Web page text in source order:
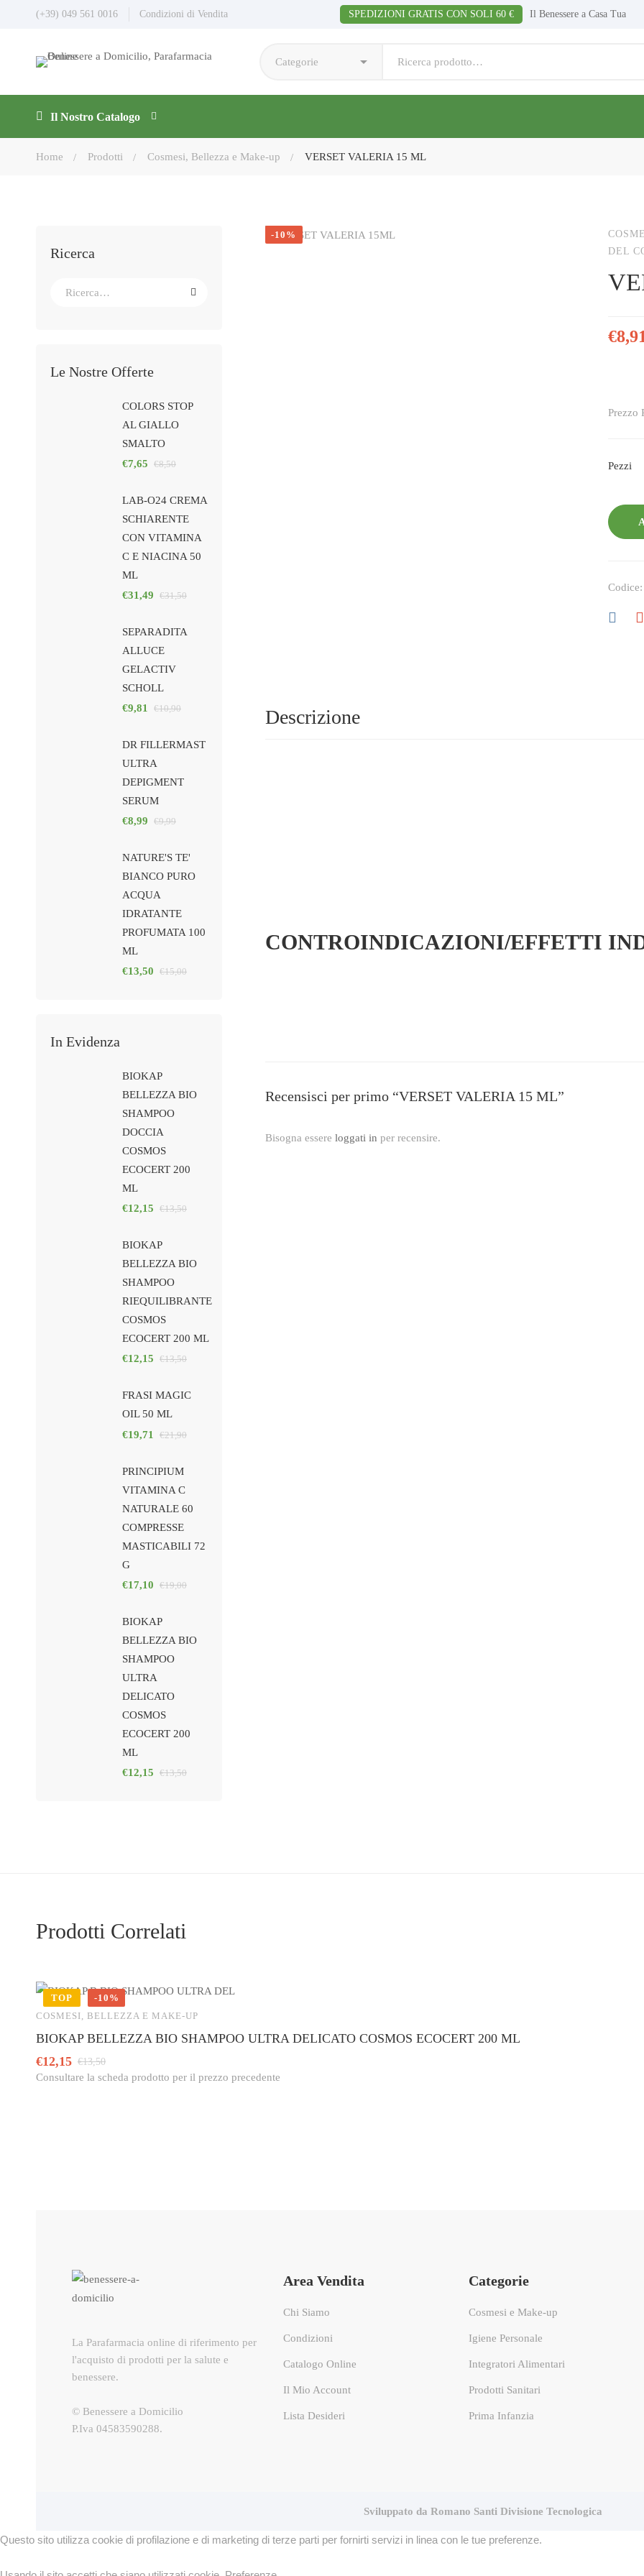
(+39) 049 561 0016 Condizioni di Vendita SPEDIZIONI GRATIS CON SOLI 60 € Il Benessere a Casa Tua
Il Nostro Catalogo
Home Prodotti Cosmesi, Bellezza e Make-up VERSET VALERIA 15 ML
Ricerca
Le Nostre Offerte
COLORS STOP
AL GIALLO
SMALTO
€7,65 €8,50
LAB-O24 CREMA
SCHIARENTE
CON VITAMINA
C E NIACINA 50
ML
€31,49 €31,50
SEPARADITA
ALLUCE
GELACTIV
SCHOLL
€9,81 €10,90
DR FILLERMAST
ULTRA
DEPIGMENT
SERUM
€8,99 €9,99
NATURE'S TE'
BIANCO PURO
ACQUA
IDRATANTE
PROFUMATA 100
ML
€13,50 €15,00
In Evidenza
BIOKAP
BELLEZZA BIO
SHAMPOO
DOCCIA
COSMOS
ECOCERT 200
ML
€12,15 €13,50
BIOKAP
BELLEZZA BIO
SHAMPOO
RIEQUILIBRANTE
COSMOS
ECOCERT 200 ML
€12,15 €13,50
FRASI MAGIC
OIL 50 ML
€19,71 €21,90
PRINCIPIUM
VITAMINA C
NATURALE 60
COMPRESSE
MASTICABILI 72
G
€17,10 €19,00
BIOKAP
BELLEZZA BIO
SHAMPOO
ULTRA
DELICATO
COSMOS
ECOCERT 200
ML
€12,15 €13,50
-10%
DEL
€
Prezzo
Pezzi
Codice:
Descrizione
CONTROINDICAZIONI/EFFETTI
Recensisci per primo “VERSET VALERIA 15 ML”
Bisogna essere loggati in per recensire.
Prodotti Correlati
TOP
-10%
COSMESI, BELLEZZA E MAKE-UP
BIOKAP BELLEZZA BIO SHAMPOO ULTRA DELICATO COSMOS ECOCERT 200 ML
€12,15 €13,50
Consultare la scheda prodotto per il prezzo precedente
La Parafarmacia online di riferimento per
l'acquisto di prodotti per la salute e
benessere.
© Benessere a Domicilio
P.Iva 04583590288.
Area Vendita
Chi Siamo
Condizioni
Catalogo Online
Il Mio Account
Lista Desideri
Categorie
Cosmesi e Make-up
Igiene Personale
Integratori Alimentari
Prodotti Sanitari
Prima Infanzia
Sviluppato da Romano Santi Divisione Tecnologica
Questo sito utilizza cookie di profilazione e di marketing di terze parti per fornirti servizi in linea con le tue preferenze.